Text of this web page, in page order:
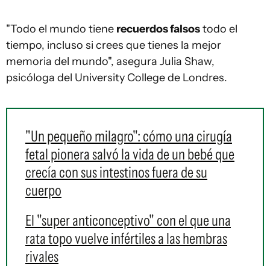
"Todo el mundo tiene recuerdos falsostodo el
tiempo, incluso si crees que tienes la mejor
memoria del mundo", asegura Julia Shaw,
psicóloga del University College de Londres.
"Un pequeño milagro": cómo una cirugía
fetal pionera salvó la vida de un bebé que
crecía con sus intestinos fuera de su
cuerpo
El "super anticonceptivo" con el que una
rata topo vuelve infértiles a las hembras
rivales